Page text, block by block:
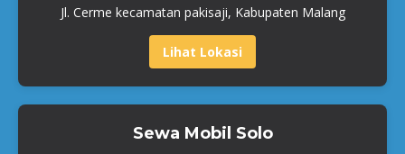
Jl. Cerme kecamatan pakisaji, Kabupaten Malang
Lihat Lokasi
Sewa Mobil Solo